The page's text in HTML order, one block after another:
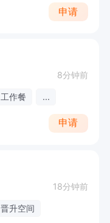
申请
8分钟前
工作餐 ...
申请
18分钟前
晋升空间